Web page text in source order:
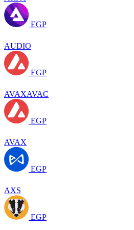
EGP
AUDIO
EGP
AVAXAVAC
EGP
AVAX
EGP
AXS
EGP